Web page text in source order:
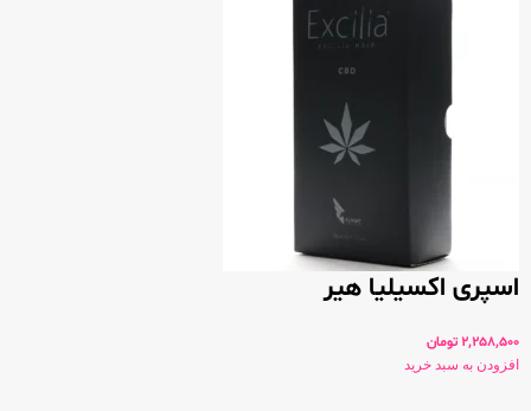
اسپری اکسیلیا هیر
2,258,500 تومان
افزودن به سبد خرید